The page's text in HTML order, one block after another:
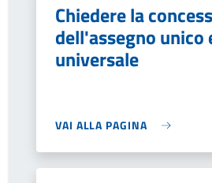
Chiedere la
dell'assegno unico
universale
VAI ALLA PAGINA